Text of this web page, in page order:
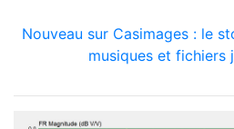
Nouveau sur Casimages : le
musiques et fichiers